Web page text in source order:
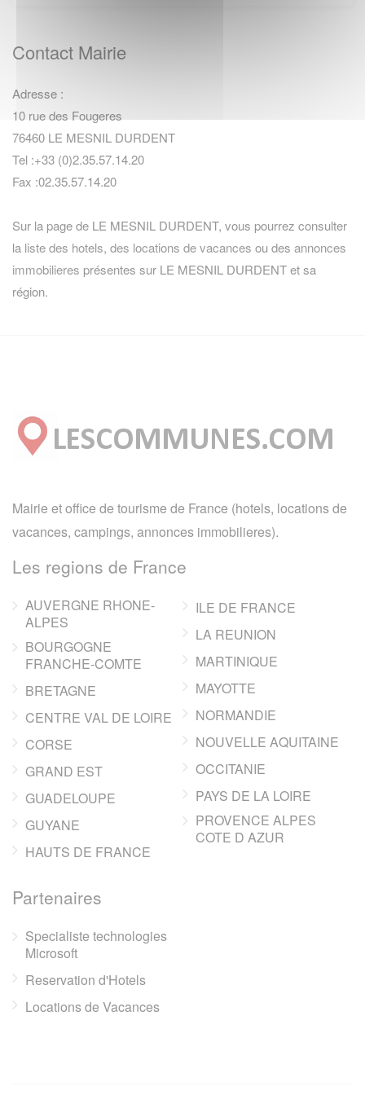
Contact Mairie
Adresse :
10 rue des Fougeres
76460 LE MESNIL DURDENT
Tel :+33 (0)2.35.57.14.20
Fax :02.35.57.14.20
Sur la page de LE MESNIL DURDENT, vous pourrez consulter
la liste des hotels, des locations de vacances ou des annonces
immobilieres présentes sur LE MESNIL DURDENT et sa
région.
Mairie et office de tourisme de France (hotels, locations de
vacances, campings, annonces immobilieres).
Les regions de France
AUVERGNE RHONE-
ALPES
BOURGOGNE
FRANCHE-COMTE
BRETAGNE
CENTRE VAL DE LOIRE
CORSE
GRAND EST
GUADELOUPE
GUYANE
HAUTS DE FRANCE
ILE DE FRANCE
LA REUNION
MARTINIQUE
MAYOTTE
NORMANDIE
NOUVELLE AQUITAINE
OCCITANIE
PAYS DE LA LOIRE
PROVENCE ALPES
COTE D AZUR
Partenaires
Specialiste technologies
Microsoft
Reservation d'Hotels
Locations de Vacances